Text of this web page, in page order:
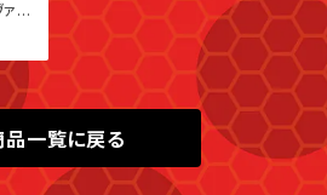
イ
品一覧に戻る